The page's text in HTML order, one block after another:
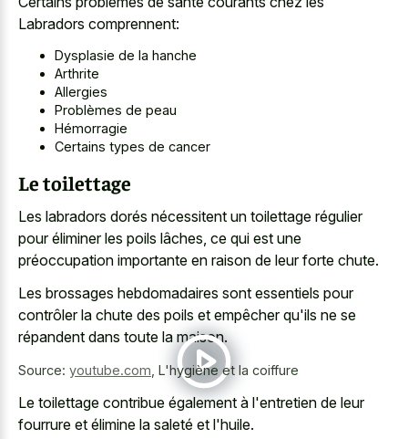
Labradors comprennent:
Dysplasie de la hanche
Arthrite
Allergies
Problèmes de peau
Hémorragie
Certains types de cancer
Le toilettage
Les labradors dorés nécessitent un toilettage régulier
pour éliminer les poils lâches, ce qui est une
préoccupation importante en raison de leur forte chute.
Les brossages hebdomadaires sont essentiels pour
contrôler la chute des poils et empêcher qu'ils ne se
répandent dans toute la maison.
Source: youtube.com L'hygiène et la coiffure
Le toilettage contribue également à l'entretien de leur
fourrure et élimine la saleté et l'huile.